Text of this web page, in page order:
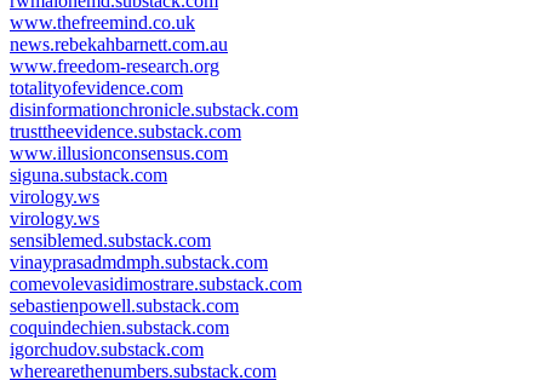
www.thefreemind.co.uk
news.rebekahbarnett.com.au
www.freedom-research.org
totalityofevidence.com
disinformationchronicle.substack.com
trusttheevidence.substack.com
www.illusionconsensus.com
siguna.substack.com
virology.ws
virology.ws
sensiblemed.substack.com
vinayprasadmdmph.substack.com
comevolevasidimostrare.substack.com
sebastienpowell.substack.com
coquindechien.substack.com
igorchudov.substack.com
wherearethenumbers.substack.com